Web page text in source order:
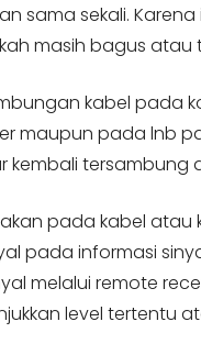
sama sekali.
masih bagus atau
kabel pada
maupun pada lnb
kembali tersambung
pada kabel
pada informasi
melalui remote
level tertentu